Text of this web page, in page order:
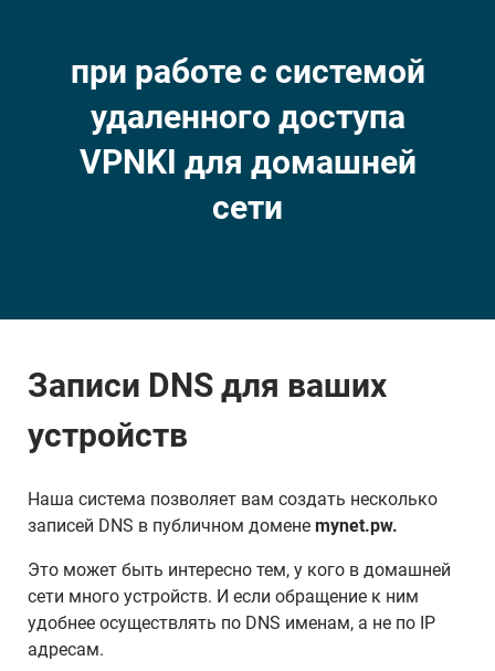
при работе с системой
удаленного доступа
VPNKI для домашней
сети
Записи DNS для ваших
устройств
Наша система позволяет вам создать несколько
записей DNS в публичном домене mynet.pw.
Это может быть интересно тем, у кого в домашней
сети много устройств. И если обращение к ним
удобнее осуществлять по DNS именам, а не по IP
адресам.